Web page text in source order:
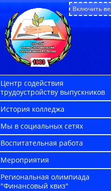
Включить
Центр содействия
трудоустройству выпускников
История колледжа
Мы в социальных сетях
Воспитательная работа
Мероприятия
Региональная олимпиада
"Финансовый квиз"